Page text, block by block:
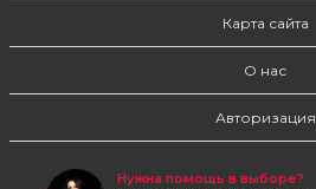
Карта сайта
О нас
Авторизация
Нужна помощь в выборе?